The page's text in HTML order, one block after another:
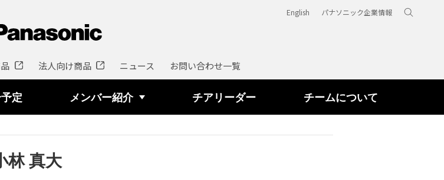
法人向け商品 ニュース お問い合わせ一覧
English パナソニック企業情報
定 メンバー紹介 チアリーダー チームについて
林 真大